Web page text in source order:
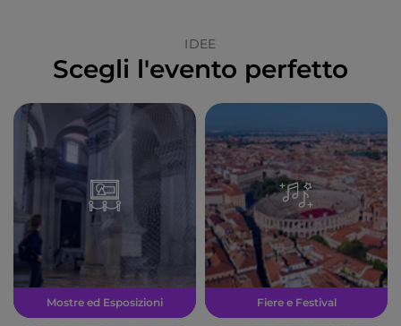
IDEE
Scegli l'evento perfetto
Mostre ed Esposizioni Fiere e Festival